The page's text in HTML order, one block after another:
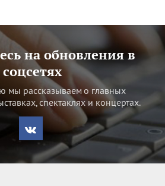
на обновления в
соцсетях
мы рассказываем о главных
спектаклях и концертах.